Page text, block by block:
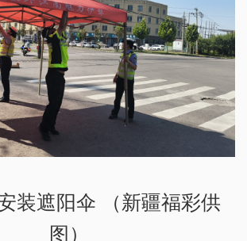
装遮阳伞 （新疆福彩供
图）